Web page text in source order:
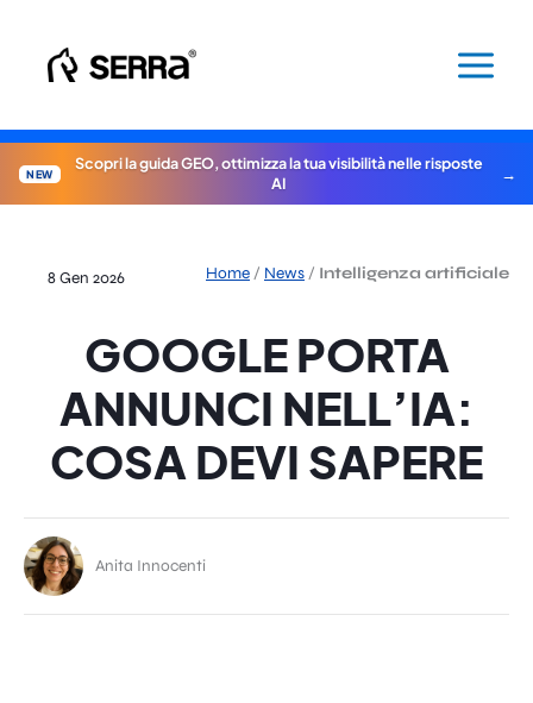
contenuto
NEW
Scopri la guida GEO, ottimizza la tua visibilità nelle risposte
AI
Home / News / Intelligenza artificiale
8 Gen 2026
GOOGLE PORTA
ANNUNCI NELL’IA:
COSA DEVI SAPERE
Anita Innocenti